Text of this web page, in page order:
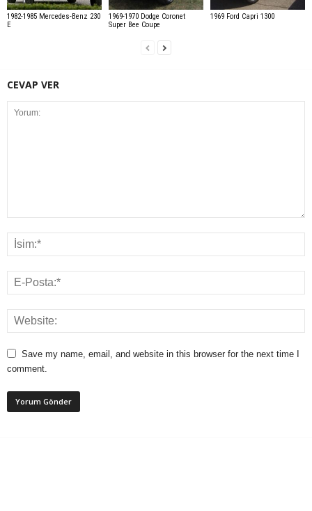
1982-1985 Mercedes-Benz 230
E
1969-1970 Dodge Coronet
Super Bee Coupe
1969 Ford Capri 1300
CEVAP VER
Save my name, email, and website in this browser for the next time I
comment.